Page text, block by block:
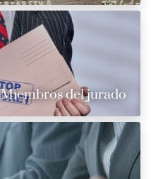
Miembros del jurado